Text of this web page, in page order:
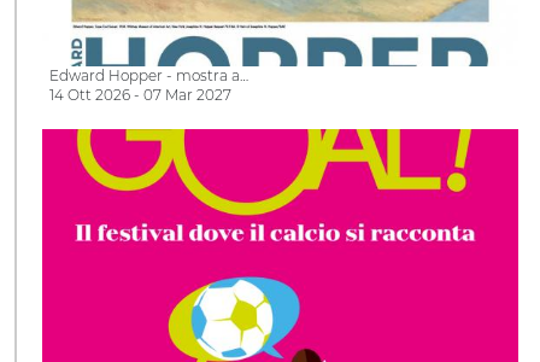
Edward Hopper - mostra a…
14 Ott 2026 - 07 Mar 2027